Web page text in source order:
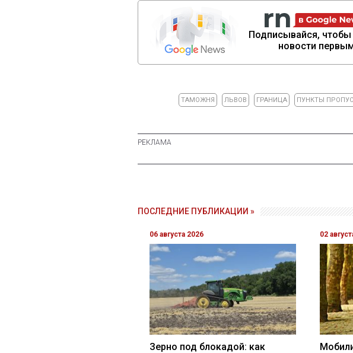
Подписывайся, чтобы
новости
ТАМОЖНЯ ЛЬВОВ ГРАНИЦА ПУНКТЫ
ПОСЛЕДНИЕ ПУБЛИКАЦИИ »
06 августа 2026
Зерно под блокадой: как
02